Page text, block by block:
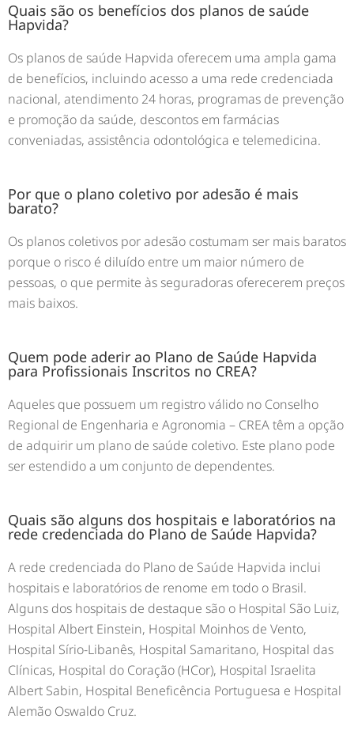
Quais são os benefícios dos planos de saúde
Hapvida?
Os planos de saúde Hapvida oferecem uma ampla gama
de benefícios, incluindo acesso a uma rede credenciada
nacional, atendimento 24 horas, programas de prevenção
e promoção da saúde, descontos em farmácias
conveniadas, assistência odontológica e telemedicina.
Por que o plano coletivo por adesão é mais
barato?
Os planos coletivos por adesão costumam ser mais baratos
porque o risco é diluído entre um maior número de
pessoas, o que permite às seguradoras oferecerem preços
mais baixos.
Quem pode aderir ao Plano de Saúde Hapvida
para Profissionais Inscritos no CREA?
Aqueles que possuem um registro válido no Conselho
Regional de Engenharia e Agronomia – CREA têm a opção
de adquirir um plano de saúde coletivo. Este plano pode
ser estendido a um conjunto de dependentes.
Quais são alguns dos hospitais e laboratórios na
rede credenciada do Plano de Saúde Hapvida?
A rede credenciada do Plano de Saúde Hapvida inclui
hospitais e laboratórios de renome em todo o Brasil.
Alguns dos hospitais de destaque são o Hospital São Luiz,
Hospital Albert Einstein, Hospital Moinhos de Vento,
Hospital Sírio-Libanês, Hospital Samaritano, Hospital das
Clínicas, Hospital do Coração (HCor), Hospital Israelita
Albert Sabin, Hospital Beneficência Portuguesa e Hospital
Alemão Oswaldo Cruz.